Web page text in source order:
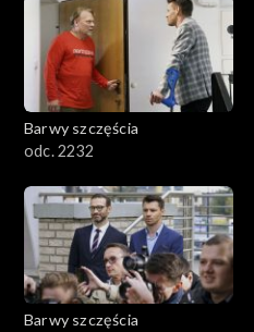
Barwy szczęścia
odc. 2232
Barwy szczęścia